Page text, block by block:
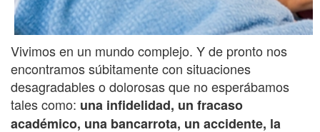
Vivimos en un mundo complejo. Y de pronto nos
encontramos súbitamente con situaciones
desagradables o dolorosas que no esperábamos
tales como: una infidelidad, un fracaso
académico, una bancarrota, un accidente, la